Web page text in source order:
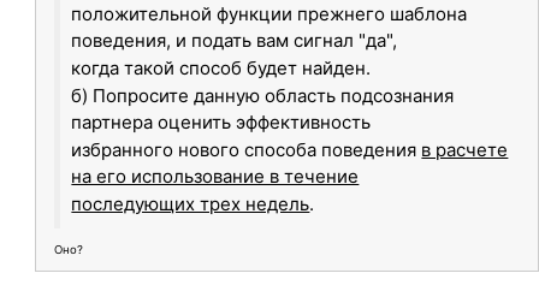
положительной функции прежнего шаблона
поведения, и подать вам сигнал "да",
когда такой способ будет найден.
б) Попросите данную область подсознания
партнера оценить эффективность
избранного нового способа поведения в расчете
на его использование в течение
последующих трех недель.
Оно?